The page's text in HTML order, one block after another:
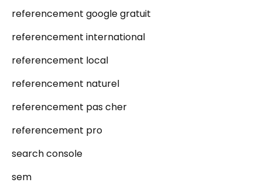
referencement google gratuit
referencement international
referencement local
referencement naturel
referencement pas cher
referencement pro
search console
sem